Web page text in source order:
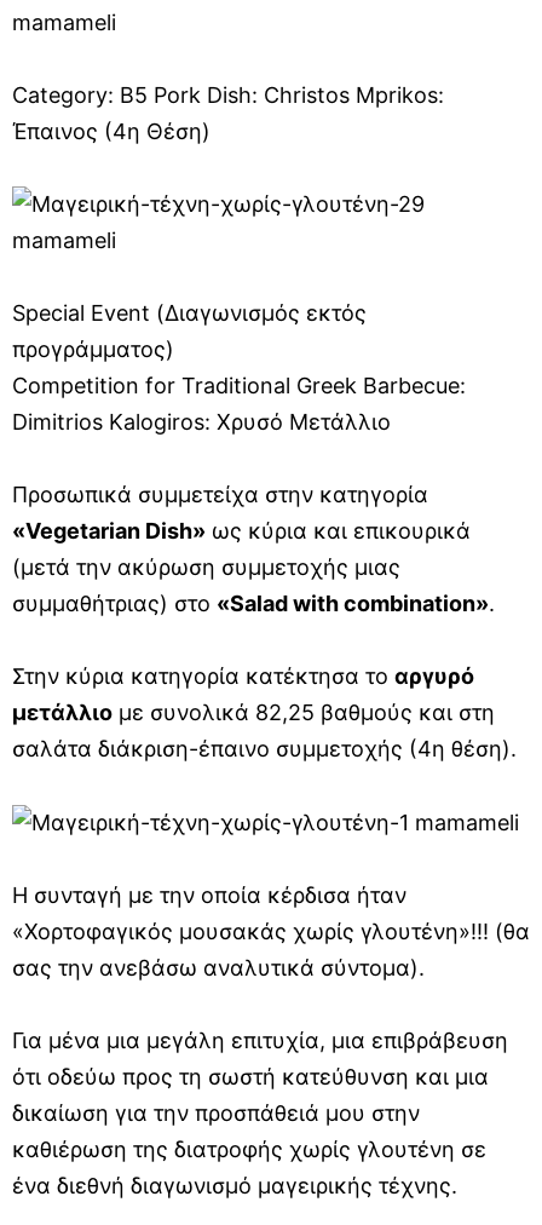
Category: B5 Pork Dish: Christos Mprikos:
Έπαινος (4η Θέση)
Special Event (Διαγωνισμός εκτός
προγράμματος)
Competition for Traditional Greek Barbecue:
Dimitrios Kalogiros: Χρυσό Μετάλλιο
Προσωπικά συμμετείχα στην κατηγορία
«Vegetarian Dish» ως κύρια και επικουρικά
(μετά την ακύρωση συμμετοχής μιας
συμμαθήτριας) στο «Salad with combination».
Στην κύρια κατηγορία κατέκτησα το αργυρό
μετάλλιο με συνολικά 82,25 βαθμούς και στη
σαλάτα διάκριση-έπαινο συμμετοχής (4η θέση).
Η συνταγή με την οποία κέρδισα ήταν
«Χορτοφαγικός μουσακάς χωρίς γλουτένη»!!! (θα
σας την ανεβάσω αναλυτικά σύντομα).
Για μένα μια μεγάλη επιτυχία, μια επιβράβευση
ότι οδεύω προς τη σωστή κατεύθυνση και μια
δικαίωση για την προσπάθειά μου στην
καθιέρωση της διατροφής χωρίς γλουτένη σε
ένα διεθνή διαγωνισμό μαγειρικής τέχνης.